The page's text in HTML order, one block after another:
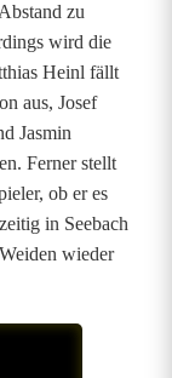
zu
wird die
Heinl fällt
aus, Josef
Jasmin
Ferner stellt
ob er es
in Seebach
wieder